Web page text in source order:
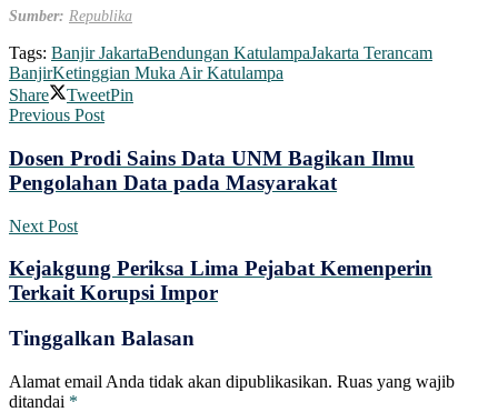
Sumber: Republika
Tags: Banjir JakartaBendungan KatulampaJakarta Terancam
BanjirKetinggian Muka Air Katulampa
Share
TweetPin
Previous Post
Dosen Prodi Sains Data UNM Bagikan Ilmu
Pengolahan Data pada Masyarakat
Next Post
Kejakgung Periksa Lima Pejabat Kemenperin
Terkait Korupsi Impor
Tinggalkan Balasan
Alamat email Anda tidak akan dipublikasikan. Ruas yang wajib
ditandai *